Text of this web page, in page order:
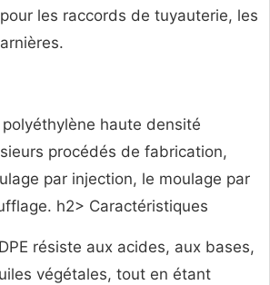
les raccords de tuyauterie, les
haute densité
procédés de fabrication,
par injection, le moulage par
h2> Caractéristiques
résiste aux acides, aux bases,
végétales, tout en étant